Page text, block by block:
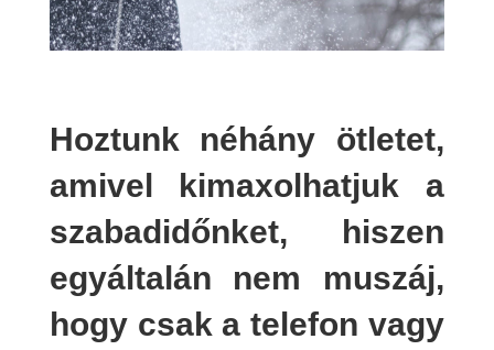
Hoztunk néhány ötletet,
amivel kimaxolhatjuk a
szabadidőnket, hiszen
egyáltalán nem muszáj,
hogy csak a telefon vagy